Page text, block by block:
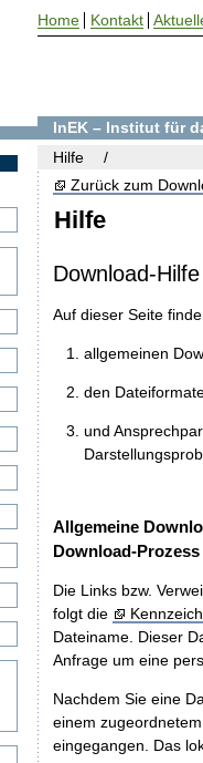
Hilfe
Zurück zum
Download-Hilfe
Auf dieser Seite
allgemeinen
den
und
Allgemeine
Download-Prozess
Die Links bzw.
folgt die
Dateiname. Dieser
Anfrage um eine
Nachdem Sie eine
einem
eingegangen. Das
InEK – Institut für
Hilfe
Home Kontakt